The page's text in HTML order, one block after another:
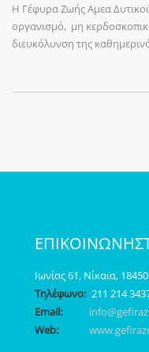
Η Γέφυρα Ζωής Αμεα
οργανισμό, μη
διευκόλυνση της
Ιωνίας 61, Νίκαια, 18450
Τηλέφωνο:211 214
Email:
Web: